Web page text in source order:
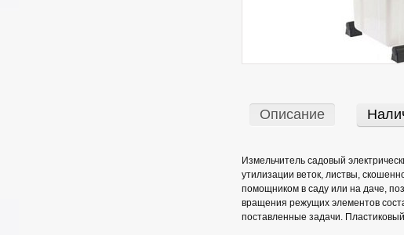
Описание
Измельчитель садовый
утилизации веток, листвы,
помощником в саду или на даче,
вращения режущих элементов
поставленные задачи.